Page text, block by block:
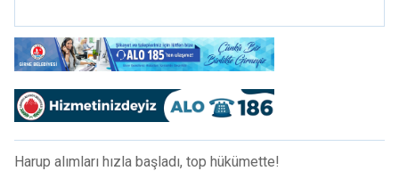
Harup alımları hızla başladı, top hükümette!